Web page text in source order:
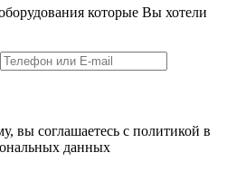
которые Вы хотели
вы соглашаетесь с политикой в
данных